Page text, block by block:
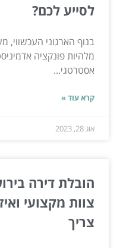
לסייע לכם?
מלהיות פונקציה
אסטרטגי...
קרא עוד »
אוג 28, 2023
הובלת דירה
צוות מקצועי
צריך